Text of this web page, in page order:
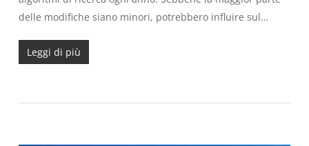
delle modifiche siano minori, potrebbero influire sul…
Leggi di più